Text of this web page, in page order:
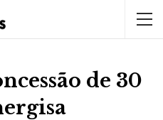
de 30